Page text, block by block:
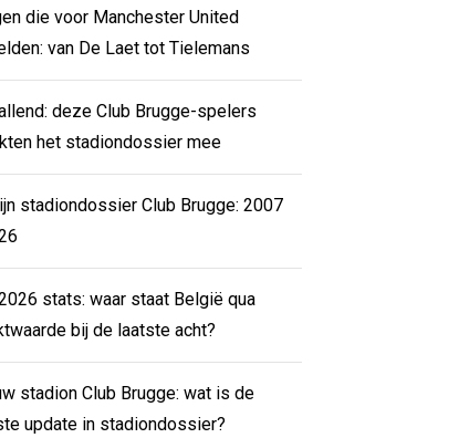
die voor Manchester United
van De Laet tot Tielemans
deze Club Brugge-spelers
het stadiondossier mee
stadiondossier Club Brugge: 2007
stats: waar staat België qua
bij de laatste acht?
stadion Club Brugge: wat is de
update in stadiondossier?